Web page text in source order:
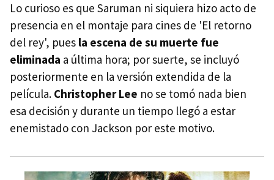
Lo curioso es que Saruman ni siquiera hizo acto de
presencia en el montaje para cines de 'El retorno
del rey', pues la escena de su muerte fue
eliminada a última hora; por suerte, se incluyó
posteriormente en la versión extendida de la
película. Christopher Lee no se tomó nada bien
esa decisión y durante un tiempo llegó a estar
enemistado con Jackson por este motivo.